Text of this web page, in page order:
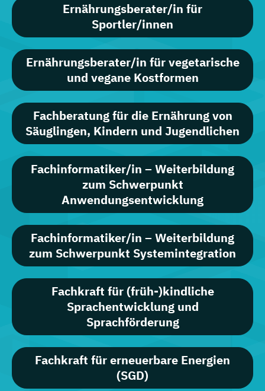
Ernährungsberater/in für
Sportler/innen
Ernährungsberater/in für vegetarische
und vegane Kostformen
Fachberatung für die Ernährung von
Säuglingen, Kindern und Jugendlichen
Fachinformatiker/in – Weiterbildung
zum Schwerpunkt
Anwendungsentwicklung
Fachinformatiker/in – Weiterbildung
zum Schwerpunkt Systemintegration
Fachkraft für (früh-)kindliche
Sprachentwicklung und
Sprachförderung
Fachkraft für erneuerbare Energien
(SGD)